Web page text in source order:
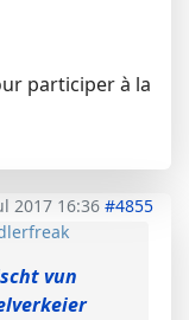
participer à la
2017 16:36 #4855
vun